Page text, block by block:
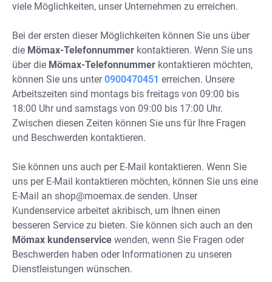
viele Möglichkeiten, unser Unternehmen zu erreichen.
Bei der ersten dieser Möglichkeiten können Sie uns über
die Mömax-Telefonnummer kontaktieren. Wenn Sie uns
über die Mömax-Telefonnummer kontaktieren möchten,
können Sie uns unter0900470451 erreichen. Unsere
Arbeitszeiten sind montags bis freitags von 09:00 bis
18:00 Uhr und samstags von 09:00 bis 17:00 Uhr.
Zwischen diesen Zeiten können Sie uns für Ihre Fragen
und Beschwerden kontaktieren.
Sie können uns auch per E-Mail kontaktieren. Wenn Sie
uns per E-Mail kontaktieren möchten, können Sie uns eine
E-Mail an shop@moemax.de senden. Unser
Kundenservice arbeitet akribisch, um Ihnen einen
besseren Service zu bieten. Sie können sich auch an den
Mömax kundenservice wenden, wenn Sie Fragen oder
Beschwerden haben oder Informationen zu unseren
Dienstleistungen wünschen.